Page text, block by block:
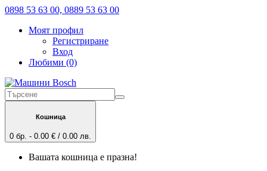
0898 53 63 00, 0889 53 63 00
Моят профил
Регистриране
Вход
Любими (0)
Кошница
0 бр. - 0.00 € / 0.00 лв.
Вашата кошница е празна!